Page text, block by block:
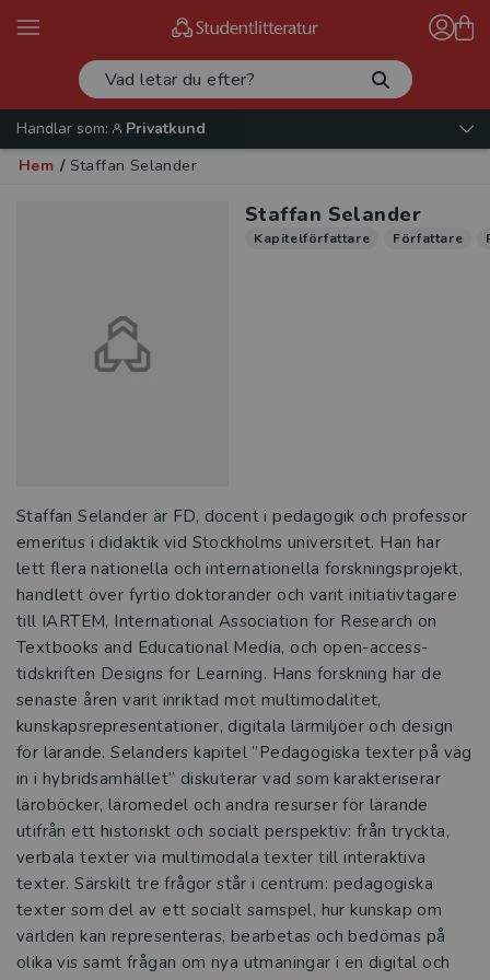
Handlar som:
Privatkund
Hem / Staffan Selander
Staffan Selander
Kapitelförfattare Författare
Staffan Selander är FD, docent i pedagogik och professor
emeritus i didaktik vid Stockholms universitet. Han har
lett flera nationella och internationella forskningsprojekt,
handlett över fyrtio doktorander och varit initiativtagare
till IARTEM, International Association for Research on
Textbooks and Educational Media, och open-access-
tidskriften Designs for Learning. Hans forskning har de
senaste åren varit inriktad mot multimodalitet,
kunskapsrepresentationer, digitala lärmiljöer och design
för lärande. Selanders kapitel ”Pedagogiska texter på väg
in i hybridsamhället” diskuterar vad som karakteriserar
läroböcker, läromedel och andra resurser för lärande
utifrån ett historiskt och socialt perspektiv: från tryckta,
verbala texter via multimodala texter till interaktiva
texter. Särskilt tre frågor står i centrum: pedagogiska
texter som del av ett socialt samspel, hur kunskap om
världen kan representeras, bearbetas och bedömas på
olika vis samt frågan om nya utmaningar i en digital och